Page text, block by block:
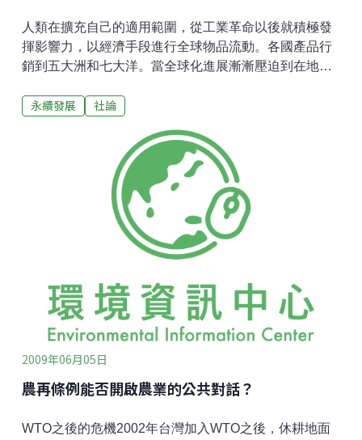
人類在擴充自己的適用範圍，從工業革命以後就積極發
揮影響力，以經濟手段進行全球物品流動。各國產品行
銷到五大洲和七大洋。當全球化進展漸漸壓迫到在地化
發現全球化更大的危機。大量生產，產生大量消費，又
均，有些地方消費過賸，有些地方卻貧窮無力消費。全
球性思考、草根性行動、企業社會責任、綠色消費，都
是在提升人類的高度，朝向建構一個更能持久的家園。
強勢與弱勢是相對的。在國與國之間，我們會分辨誰擁
有優勢的談判空間，誰要推銷本國物品到另一個國家，
很多經貿協定，其實不是那麼公平公正在保護弱勢國
家，在談判的籌碼上，強弱立現。中華民國在1971年退
出聯合國，在國際上我國是屬於弱勢的國家，國際公約
我們無從參與。1972年聯合國在瑞典斯德哥爾摩舉行人
類環境會議(The United Nation Conference on
永續發展 社論
2009年06月05日
農再條例能否開啟農業的公共對話？
WTO之後的危機2002年台灣加入WTO之後，休耕地面